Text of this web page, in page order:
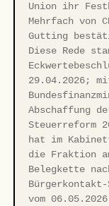
Union ihr
Mehrfach von
Gutting
Diese Rede
29.04.2026;
Abschaffung
Steuerreform
hat im
die Fraktion
Belegkette
Bürgerkontakt-
vom